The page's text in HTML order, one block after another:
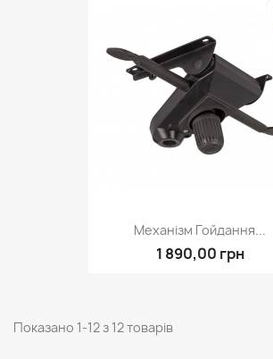
Механізм Гойдання...
1 890,00 грн
Показано 1-12 з 12 товарів